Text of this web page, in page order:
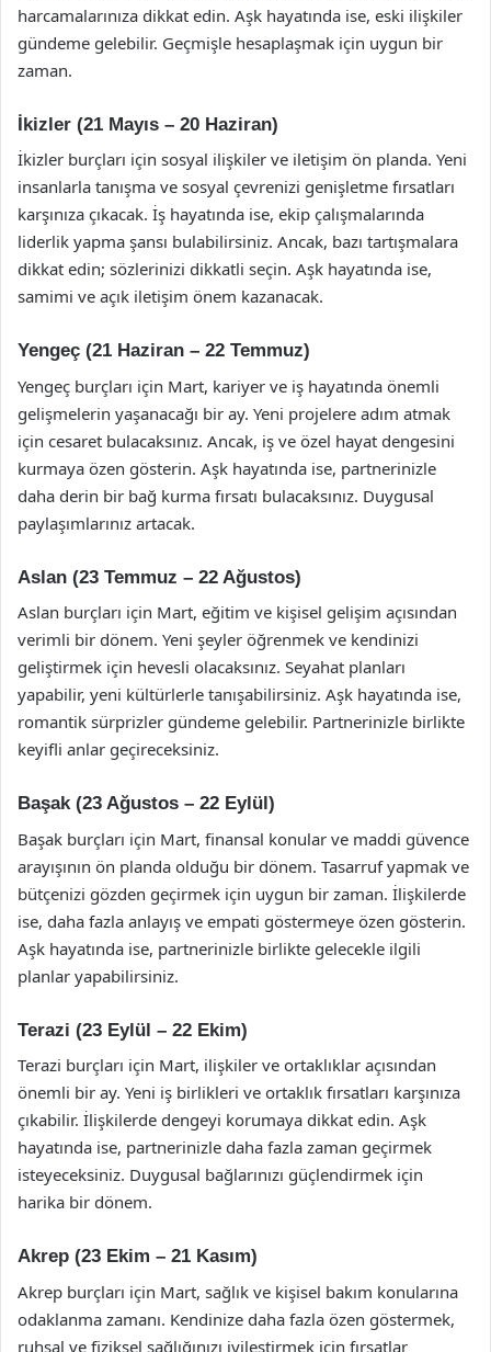
harcamalarınıza dikkat edin. Aşk hayatında ise, eski ilişkiler
gündeme gelebilir. Geçmişle hesaplaşmak için uygun bir
zaman.
İkizler (21 Mayıs – 20 Haziran)
İkizler burçları için sosyal ilişkiler ve iletişim ön planda. Yeni
insanlarla tanışma ve sosyal çevrenizi genişletme fırsatları
karşınıza çıkacak. İş hayatında ise, ekip çalışmalarında
liderlik yapma şansı bulabilirsiniz. Ancak, bazı tartışmalara
dikkat edin; sözlerinizi dikkatli seçin. Aşk hayatında ise,
samimi ve açık iletişim önem kazanacak.
Yengeç (21 Haziran – 22 Temmuz)
Yengeç burçları için Mart, kariyer ve iş hayatında önemli
gelişmelerin yaşanacağı bir ay. Yeni projelere adım atmak
için cesaret bulacaksınız. Ancak, iş ve özel hayat dengesini
kurmaya özen gösterin. Aşk hayatında ise, partnerinizle
daha derin bir bağ kurma fırsatı bulacaksınız. Duygusal
paylaşımlarınız artacak.
Aslan (23 Temmuz – 22 Ağustos)
Aslan burçları için Mart, eğitim ve kişisel gelişim açısından
verimli bir dönem. Yeni şeyler öğrenmek ve kendinizi
geliştirmek için hevesli olacaksınız. Seyahat planları
yapabilir, yeni kültürlerle tanışabilirsiniz. Aşk hayatında ise,
romantik sürprizler gündeme gelebilir. Partnerinizle birlikte
keyifli anlar geçireceksiniz.
Başak (23 Ağustos – 22 Eylül)
Başak burçları için Mart, finansal konular ve maddi güvence
arayışının ön planda olduğu bir dönem. Tasarruf yapmak ve
bütçenizi gözden geçirmek için uygun bir zaman. İlişkilerde
ise, daha fazla anlayış ve empati göstermeye özen gösterin.
Aşk hayatında ise, partnerinizle birlikte gelecekle ilgili
planlar yapabilirsiniz.
Terazi (23 Eylül – 22 Ekim)
Terazi burçları için Mart, ilişkiler ve ortaklıklar açısından
önemli bir ay. Yeni iş birlikleri ve ortaklık fırsatları karşınıza
çıkabilir. İlişkilerde dengeyi korumaya dikkat edin. Aşk
hayatında ise, partnerinizle daha fazla zaman geçirmek
isteyeceksiniz. Duygusal bağlarınızı güçlendirmek için
harika bir dönem.
Akrep (23 Ekim – 21 Kasım)
Akrep burçları için Mart, sağlık ve kişisel bakım konularına
odaklanma zamanı. Kendinize daha fazla özen göstermek,
ruhsal ve fiziksel sağlığınızı iyileştirmek için fırsatlar